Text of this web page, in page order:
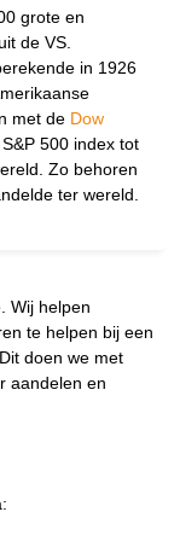
grote en
de VS.
in 1926
met de Dow
500 index tot
Zo behoren
ter wereld.
Wij helpen
te helpen bij een
doen we met
aandelen en